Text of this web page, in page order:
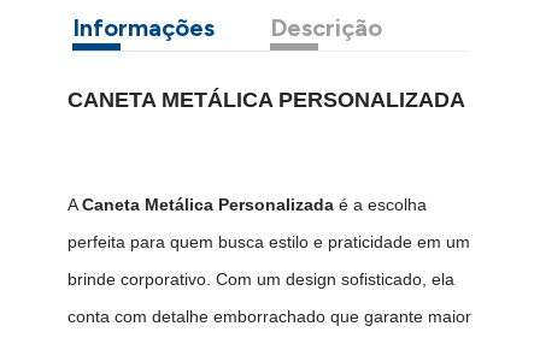
Informações Descrição
CANETA METÁLICA PERSONALIZADA
ACaneta Metálica Personalizadaé a escolha
perfeita para quem busca estilo e praticidade em um
brinde corporativo. Com um design sofisticado, ela
conta com detalhe emborrachado que garante maior